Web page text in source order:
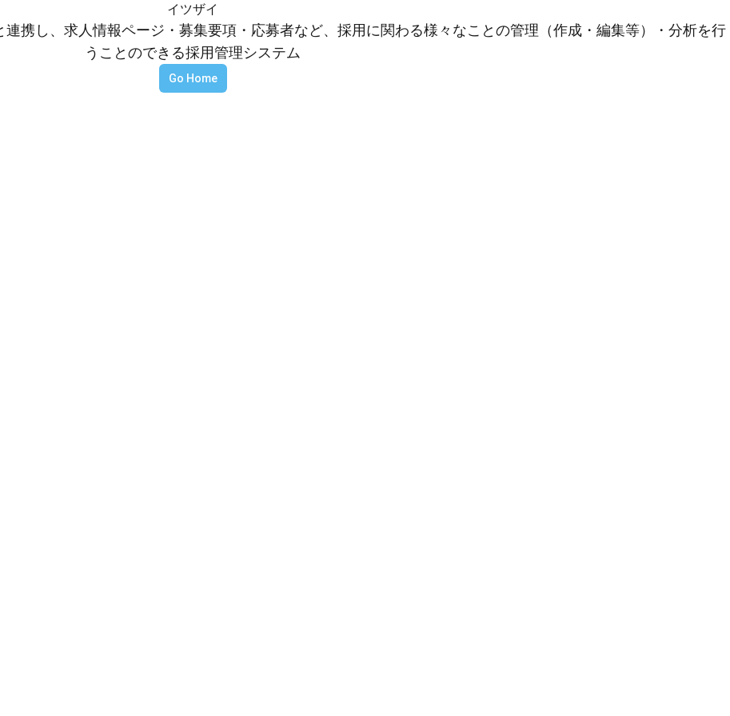
イツザイ
携し、求人情報ページ・募集要項・応募者など、採用に関わる様々なことの管理（作成・編集等）・分析を行
うことのできる採用管理システム
Go Home